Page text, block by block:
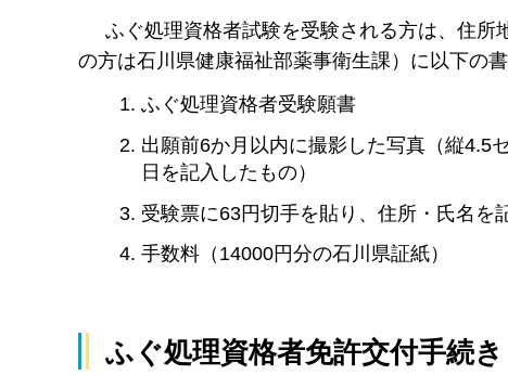
ふぐ処理資格者試験を受験される方は、住所
の方は石川県健康福祉部薬事衛生課）に以下の
ふぐ処理資格者受験願書
出願前6か月以内に撮影した写真（縦4.5
日を記入したもの）
受験票に63円切手を貼り、住所・氏名を
手数料（14000円分の石川県証紙）
ふぐ処理資格者免許交付手続き